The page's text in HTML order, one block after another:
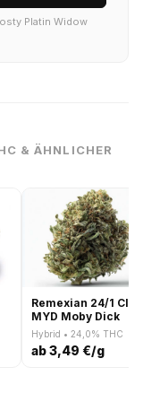
Platin Widow
& ÄHNLICHER
Remexian 24/1 CIV
MYD Moby Dick
Hybrid • 24,0% THC
ab 3,49 €/g